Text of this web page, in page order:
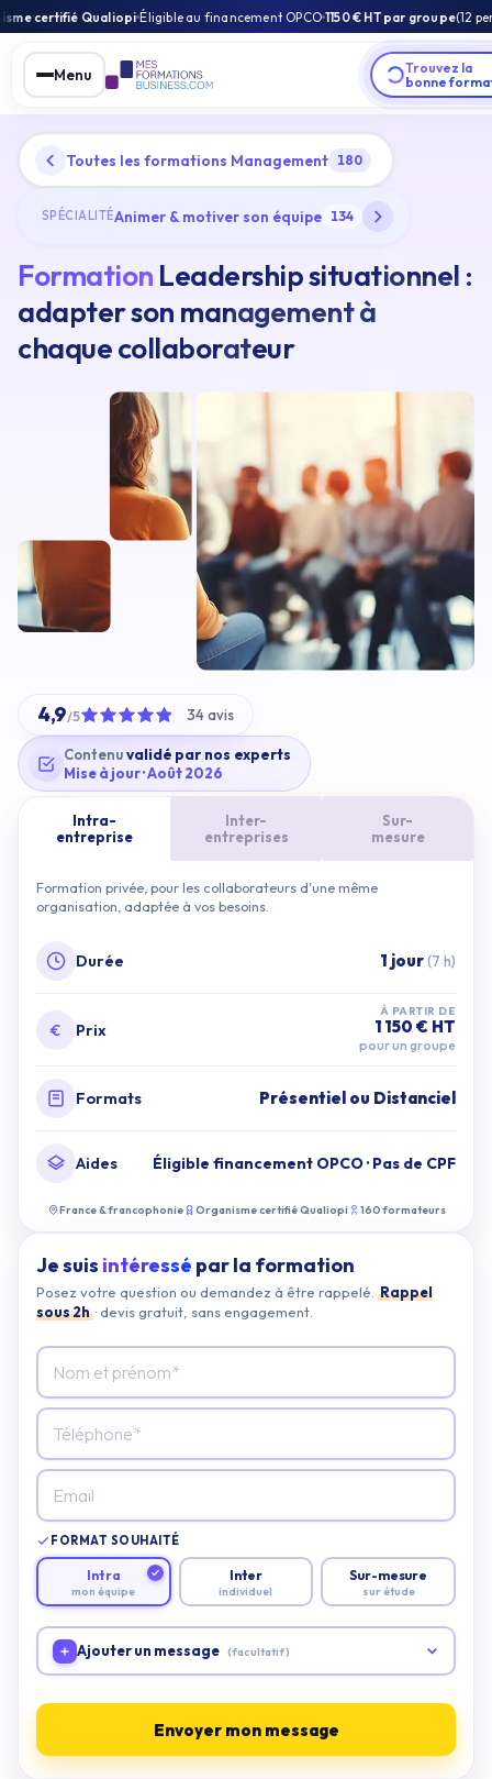
Éligible au financement OPCO 1150 € HT par groupe(12 personnes max) et
Menu
Trouvez la
bonne
Toutes les formations Management 180
SPÉCIALITÉAnimer & motiver son équipe 134
Formation Leadership situationnel :
adapter son management à
chaque collaborateur
4,9/5 34 avis
Contenuvalidé par nos experts
Mise à jour · Août 2026
Intra-
entreprise
Inter-
entreprises
Sur-
mesure
Formation privée, pour les collaborateurs d'une même
organisation, adaptée à vos besoins.
Durée 1 jour(7 h)
Prix
À PARTIR DE
1 150 € HT
pour un groupe
Formats Présentiel ou Distanciel
Aides Éligible financement OPCO · Pas de CPF
France & francophonie Organisme certifié Qualiopi 160 formateurs
Je suis intéressé par la formation
Posez votre question ou demandez à être rappelé. Rappel
sous 2h · devis gratuit, sans engagement.
FORMAT SOUHAITÉ
Intra
mon équipe
Inter
individuel
Sur-mesure
sur étude
Ajouter un message (facultatif)
Envoyer mon message